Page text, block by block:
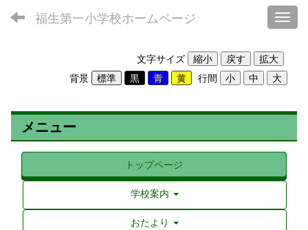
福生第一小学校ホームページ
文字サイズ
背景
行間
メニュー
トップページ
学校案内
おたより